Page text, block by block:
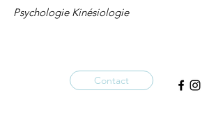
Psychologie Kinésiologie
Contact